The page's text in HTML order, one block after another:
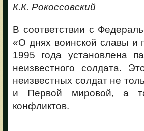
К.К. Рокоссовский
В соответствии с
«О днях воинской славы и
1995 года установлена
неизвестного солдата.
неизвестных солдат не
и Первой мировой, а
конфликтов.